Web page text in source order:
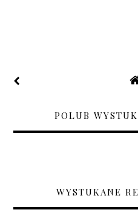
POLUB
WYSTUKANE